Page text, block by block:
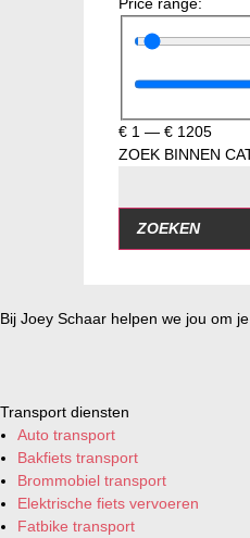
Price range:
€ 1 — € 1205
ZOEK BINNEN
ZOEKEN
Bij Joey Schaar helpen we jou om
Transport diensten
Auto transport
Bakfiets transport
Brommobiel transport
Elektrische fiets vervoeren
Fatbike transport